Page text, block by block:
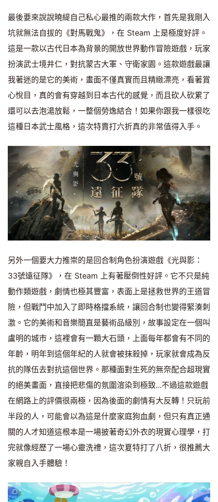
最後要來說說曉緹自己私心最推的兩款大作，首先是我剛入
坑就無法自拔的《對馬戰鬼》，在 Steam 上是極度好評。
這是一款以古代日本為背景的開放世界動作冒險遊戲，玩家
扮演武士境井仁，對抗蒙古大軍、守衛家園。這款遊戲最讓
我著迷的是它的美術，畫面不僅真實而且精緻漂亮，看著賞
心悅目，真的會有穿越到日本古代的感覺，而且砍人砍累了
還可以去泡湯放鬆，一整個勞逸結合！如果你跟我一樣很吃
這種日本武士風格，這次特賣打六折真的非常值得入手。
另外一個要大力推崇的是回合制角色扮演遊戲《光與影：
33號遠征隊》，在 Steam 上有著壓倒性好評。它不只是純
動作類遊戲，劇情也極其豐富，表面上是拯救世界的王道冒
險，但戰鬥中加入了即時格擋系統，讓回合制也變得緊湊刺
激。它的美術和音樂簡直是藝術品級別，故事設定在一個叫
盧明的城市，這裡會有一顆大石頭，上面每年都會有不同的
年齡，明年到這個年紀的人就會被抹殺掉，玩家就會成為反
抗的隊伍去對抗這個世界。那種面對生死的無奈配合超現實
的絕美畫面，直接把悲傷的氛圍渲染到極致...不過這款遊戲
在網路上的評價很兩極，因為後面的劇情有大反轉！只玩前
半段的人，可能會以為這是什麼家庭狗血劇，但只有真正通
關的人才知道這根本是一場披著奇幻外衣的現實心理學，打
完就像經歷了一場心靈洗禮，這次夏特打了八折，很推薦大
家親自入手體驗！